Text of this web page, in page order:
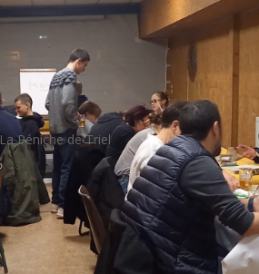
La Péniche de Triel